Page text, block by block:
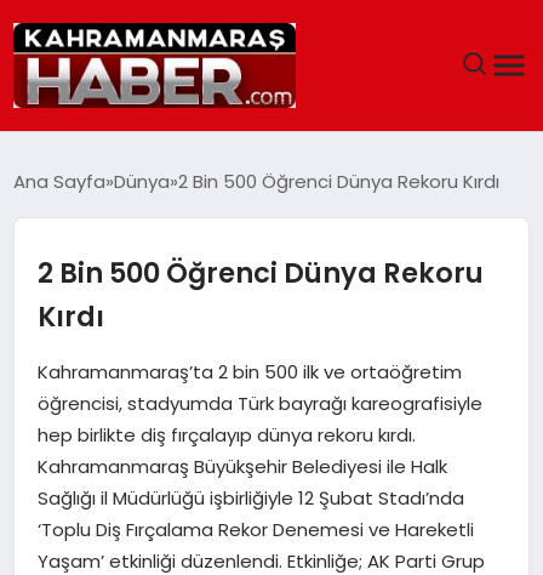
SIYASET
EĞITIM
SAĞLIK
GENEL
SPOR
Ana Sayfa Dünya 2 Bin 500 Öğrenci Dünya Rekoru Kırdı
2 Bin 500 Öğrenci Dünya Rekoru
Kırdı
Kahramanmaraş’ta 2 bin 500 ilk ve ortaöğretim
öğrencisi, stadyumda Türk bayrağı kareografisiyle
hep birlikte diş fırçalayıp dünya rekoru kırdı.
Kahramanmaraş Büyükşehir Belediyesi ile Halk
Sağlığı il Müdürlüğü işbirliğiyle 12 Şubat Stadı’nda
‘Toplu Diş Fırçalama Rekor Denemesi ve Hareketli
Yaşam’ etkinliği düzenlendi. Etkinliğe; AK Parti Grup